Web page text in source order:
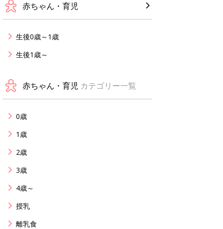
赤ちゃん・育児
生後0歳～1歳
生後1歳～
赤ちゃん・育児 カテゴリー一覧
0歳
1歳
2歳
3歳
4歳～
授乳
離乳食